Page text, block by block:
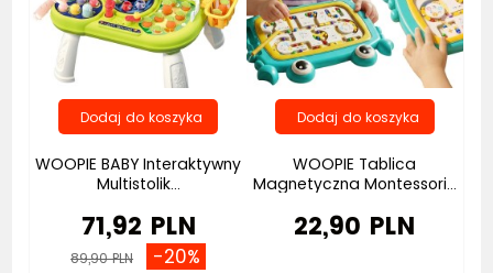
WOOPIE BABY Interaktywny
Multistolik...
71,92 PLN
89,90 PLN -20%
WOOPIE Tablica
Magnetyczna Montessori...
22,90 PLN